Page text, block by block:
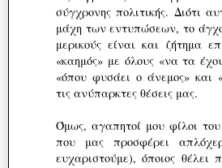
σύγχρονης πολιτικής. Διότι
μάχη των εντυπώσεων, το
μερικούς είναι και ζήτημα
«καημός» με όλους «να τα
«όπου φυσάει ο άνεμος» και
τις ανύπαρκτες θέσεις μας.
Όμως, αγαπητοί μου φίλοι
που μας προσφέρει
ευχαριστούμε), όποιος